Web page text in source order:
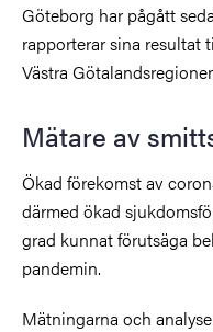
Göteborg har pågått
rapporterar sina resultat
Västra
Mätare av
Ökad förekomst av
därmed ökad
grad kunnat förutsäga
pandemin.
Mätningarna och